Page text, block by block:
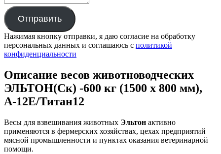
Отправить
Нажимая кнопку отправки, я даю согласие на обработку
персональных данных и соглашаюсь с политикой
конфиденциальности
Описание весов животноводческих
ЭЛЬТОН(Ск) -600 кг (1500 х 800 мм),
А-12Е/Титан12
Весы для взвешивания животных Эльтон активно
применяются в фермерских хозяйствах, цехах предприятий
мясной промышленности и пунктах оказания ветеринарной
помощи.